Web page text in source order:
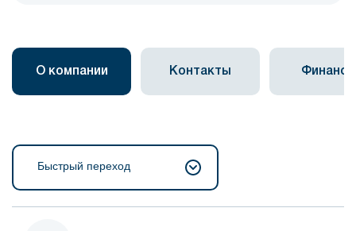
О компании Контакты Финансы
Быстрый переход